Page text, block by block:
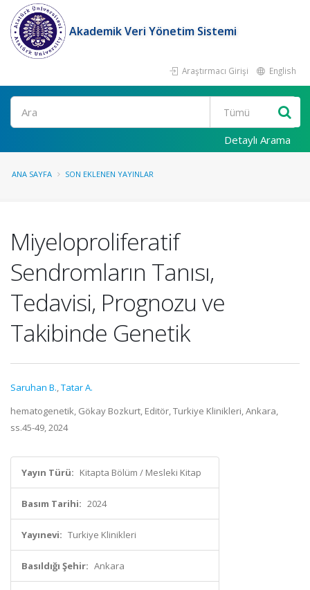
Akademik Veri Yönetim Sistemi
Araştırmacı Girişi English
Ara
Detaylı Arama
ANA SAYFA SON EKLENEN YAYINLAR
Miyeloproliferatif
Sendromların Tanısı,
Tedavisi, Prognozu ve
Takibinde Genetik
Saruhan B.,Tatar A.
hematogenetik, Gökay Bozkurt, Editör, Turkiye Klinikleri, Ankara,
ss.45-49, 2024
Yayın Türü: Kitapta Bölüm / Mesleki Kitap
Basım Tarihi: 2024
Yayınevi: Turkiye Klinikleri
Basıldığı Şehir: Ankara